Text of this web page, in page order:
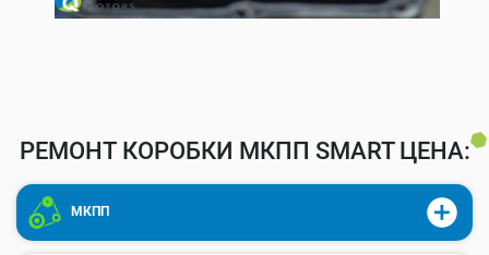
РЕМОНТ КОРОБКИ МКПП SMART ЦЕНА:
МКПП